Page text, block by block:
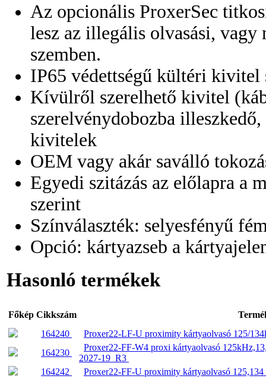
Az opcionális ProxerSec
lesz az illegális olvasási,
szemben.
IP65 védettségű kültéri kivitel
Kívülről szerelhető kivitel
szerelvénydobozba
kivitelek
OEM vagy akár saválló
Egyedi szitázás az előlapra a
szerint
Színválaszték: selyesfényű
Opció: kártyazseb a
Hasonló termékek
Főkép Cikkszám
164240
Proxer22-LF-U proximity kártyaolvasó 125/
164230
Proxer22-FF-W4 proxi kártyaolvasó
2027-19_R3
164242
Proxer22-FF-U proximity kártyaolvasó